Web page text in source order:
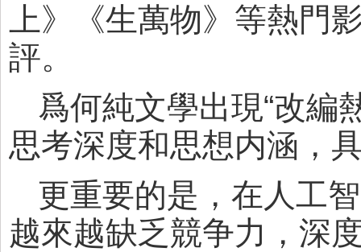
上》《生萬物》等熱門
評。
爲何純文學出現“改編
思考深度和思想内涵，
更重要的是，在人工
越來越缺乏競争力，深